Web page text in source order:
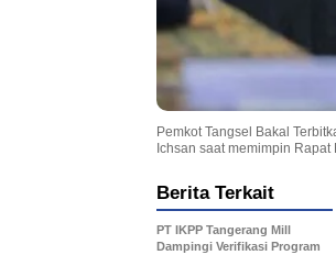
Pemkot Tangsel Bakal
Ichsan saat memimpin
Berita Terkait
PT IKPP Tangerang Mill
Dampingi Verifikasi Program